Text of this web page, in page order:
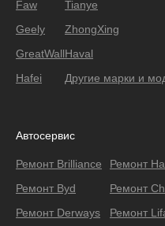
Faw
Geely
GreatWall
Hafei
Tianye
ZhongXing
Haval
Другие марки и
Автосервис
Ремонт Brilliance
Ремонт Byd
Ремонт Derways
Ремонт
Ремонт
Ремонт